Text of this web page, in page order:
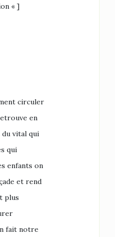
« ]
circuler
en
vital qui
qui
enfants on
et rend
plus
fait notre